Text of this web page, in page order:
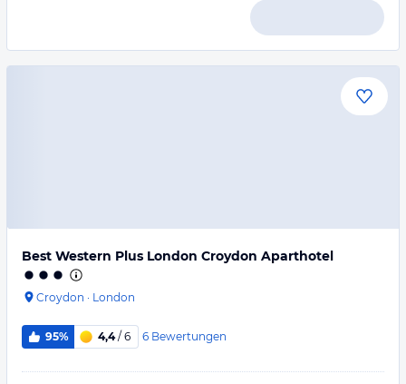
Best Western Plus London Croydon Aparthotel
Croydon · London
95% 4,4/ 6 6 Bewertungen